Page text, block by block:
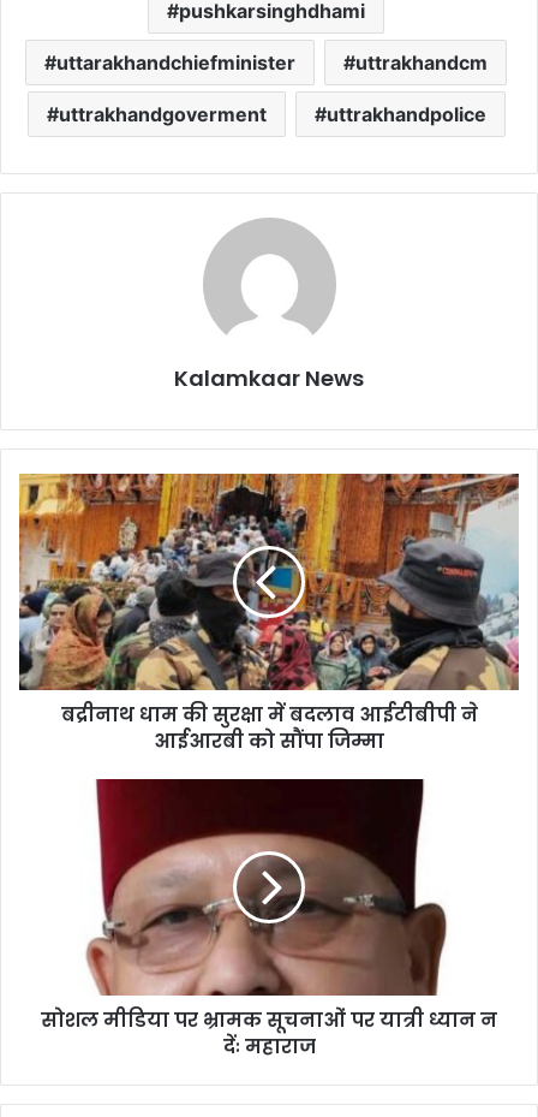
pushkarsinghdhami
uttarakhandchiefminister uttrakhandcm
uttrakhandgoverment uttrakhandpolice
Kalamkaar News
बद्रीनाथ धाम की सुरक्षा में बदलाव आईटीबीपी ने
आईआरबी को सौंपा जिम्मा
सोशल मीडिया पर भ्रामक सूचनाओं पर यात्री ध्यान न
देंः महाराज